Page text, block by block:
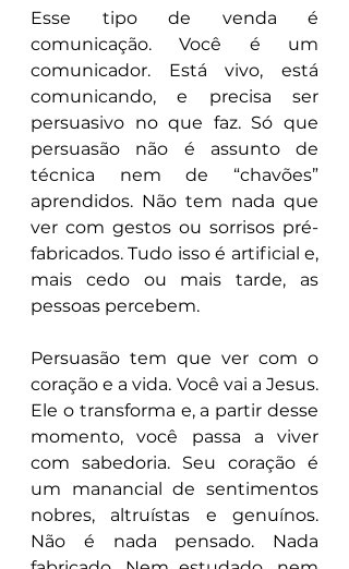
Esse tipo de venda é
comunicação. Você é um
comunicador. Está vivo, está
comunicando, e precisa ser
persuasivo no que faz. Só que
persuasão não é assunto de
técnica nem de “chavões”
aprendidos. Não tem nada que
ver com gestos ou sorrisos pré-
fabricados. Tudo isso é artificial e,
mais cedo ou mais tarde, as
pessoas percebem.
Persuasão tem que ver com o
coração e a vida. Você vai a Jesus.
Ele o transforma e, a partir desse
momento, você passa a viver
com sabedoria. Seu coração é
um manancial de sentimentos
nobres, altruístas e genuínos.
Não é nada pensado. Nada